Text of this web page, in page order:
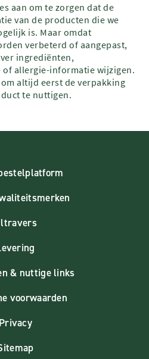
aan om te zorgen dat de
van de producten die we
is. Maar omdat
verbeterd of aangepast,
ingrediënten,
of allergie-informatie wijzigen.
altijd eerst de verpakking
te nuttigen.
& nuttige links
voorwaarden
Privacy